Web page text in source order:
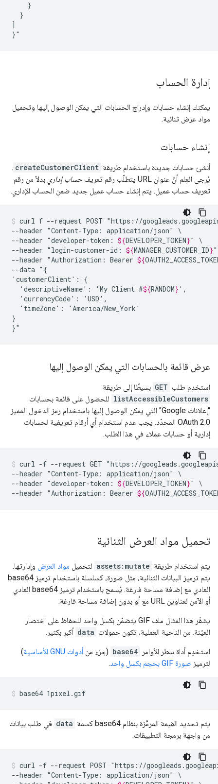
}
]
}"
إدارة الحساب
يمكنك إنشاء حسابات وإدراج الحسابات التي يمكن الوصول إليها وتحميل
مواد عرض ثنائية.
إنشاء حسابات
أنشئ حسابات جديدة باستخدام طريقة createCustomerClient
.
يُرجى العِلم أنّ عنوان URL يتطلّب رقم تعريف
حساب إداري بدلاً من رقم
تعريف حساب عميل. يتم إنشاء حساب عميل جديد ضمن الحساب الإداري.
curl f --request POST "https://
--header "Content-Type: application/json"
\
--header "developer-token: ${DEVELOPER_TOKEN}"
\
--header "login-customer-id: ${MANAGER_CUSTOMER_ID}"
--header "Authorization: Bearer ${
--data "{
'customerClient':
'descriptiveName':
'My Client #${RANDOM}
'currencyCode':
'timeZone':
'America/New_York'
}
}"
عرض قائمة بالحسابات التي يمكن الوصول إليها
استخدِم طلب GET بسيطًا إلى طريقة
listAccessibleCustomers للحصول على قائمة بحسابات
"إعلانات Google" التي يمكن الوصول إليها باستخدام رمز الدخول المميز
OAuth 2.0 المحدّد. يجب عدم استخدام أي أرقام تعريفية لحسابات
إدارية أو حسابات عملاء في هذا الطلب.
curl -f --request GET "https://
--header "Content-Type: application/json"
\
--header "developer-token: ${DEVELOPER_TOKEN}"
\
--header "Authorization: Bearer ${
تحميل مواد العرض الثنائية
يتم استخدام طريقة assets:mutate لتحميل مواد العرض وإدارتها.
يتم ترميز البيانات الثنائية، مثل صورة، كسلسلة باستخدام ترميز base64
العادي مع إضافة مساحة فارغة. يُسمح باستخدام ترميز base64 العادي
أو الآمن لعناوين URL مع أو بدون إضافة مساحة فارغة.
يشفّر هذا المثال ملف GIF يتضمّن بكسل واحد للحفاظ على اختصار
العيّنة. من الناحية العملية، تكون حمولات data أكبر بكثير.
استخدِم أداة سطر الأوامر base64 (جزء منأدوات GNU الأساسية
)
لترميز صورة GIF بحجم بكسل واحد .
base64 1pixel.gif
يتم تحديد القيمة المرمَّزة بنظام base64 كسمة data في طلب بيانات
من واجهة برمجة التطبيقات.
curl -f --request POST "https://
--header "Content-Type: application/json"
\